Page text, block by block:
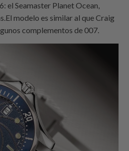
el Seamaster Planet Ocean,
modelo es similar al que Craig
complementos de 007.